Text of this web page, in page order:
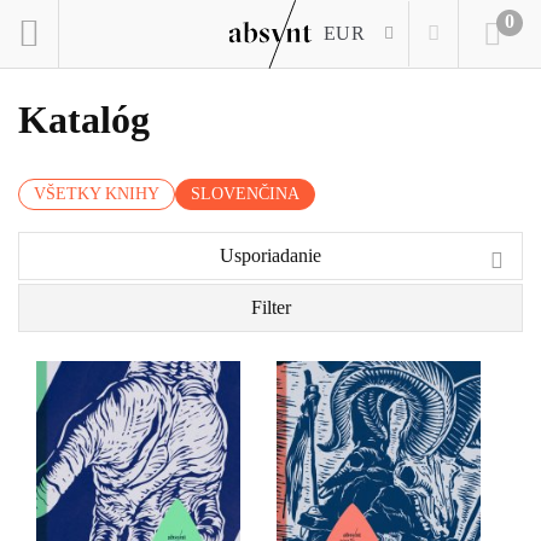
EUR
0
Katalóg
VŠETKY KNIHY SLOVENČINA
Usporiadanie
Filter
Jeden je agent
vietnamských komunistov,
druhý slúži
juhovietnamskému
demokratickému režimu.
Sú dvaja a pritom je len
jeden. Rozštiepená
Himalájske dobrodružstvo,
nezvyčajný cestopis,
hlboká meditácia i silný
autobiografický román.
Taký je Snežný leopard
Petra Matthiessena,
pútnika po zamrznutých